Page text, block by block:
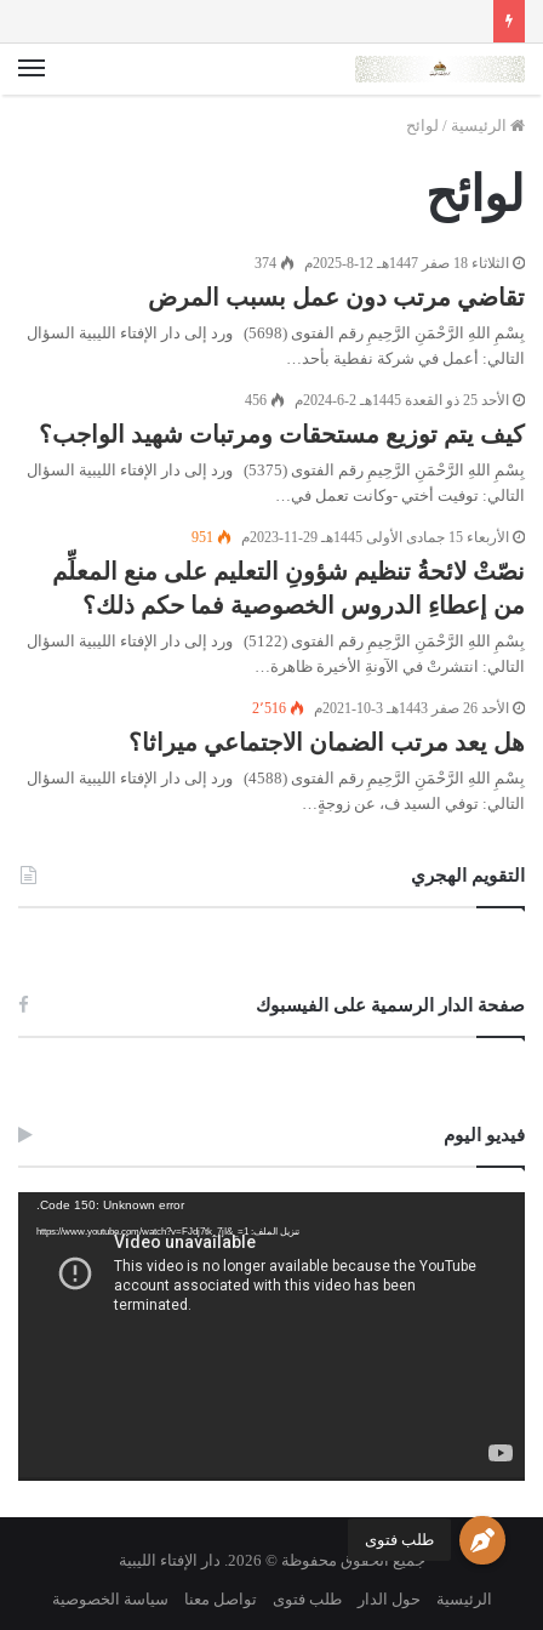
طلب فتوى
الرئيسية / لوائح
لوائح
الثلاثاء 18 صفر 1447هـ 12-8-2025م 374
تقاضي مرتب دون عمل بسبب المرض
بِسْمِ اللهِ الرَّحْمَنِ الرَّحِيمِ رقم الفتوى (5698) ورد إلى دار الإفتاء الليبية السؤال
التالي: أعمل في شركة نفطية بأحد…
الأحد 25 ذو القعدة 1445هـ 2-6-2024م 456
كيف يتم توزيع مستحقات ومرتبات شهيد الواجب؟
بِسْمِ اللهِ الرَّحْمَنِ الرَّحِيمِ رقم الفتوى (5375) ورد إلى دار الإفتاء الليبية السؤال
التالي: توفيت أختي -وكانت تعمل في…
الأربعاء 15 جمادى الأولى 1445هـ 29-11-2023م 951
نصّتْ لائحةُ تنظيم شؤونِ التعليم على منع المعلِّم
من إعطاءِ الدروس الخصوصية فما حكم ذلك؟
بِسْمِ اللهِ الرَّحْمَنِ الرَّحِيمِ رقم الفتوى (5122) ورد إلى دار الإفتاء الليبية السؤال
التالي: انتشرتْ في الآونةِ الأخيرة ظاهرة…
الأحد 26 صفر 1443هـ 3-10-2021م 2٬516
هل يعد مرتب الضمان الاجتماعي ميراثا؟
بِسْمِ اللهِ الرَّحْمَنِ الرَّحِيمِ رقم الفتوى (4588) ورد إلى دار الإفتاء الليبية السؤال
التالي: توفي السيد ف، عن زوجةٍ…
التقويم الهجري
صفحة الدار الرسمية على الفيسبوك
فيديو اليوم
Code 150: Unknown error.
تنزيل الملف: https://www.youtube.com/watch?v=FJdj7tk_7jI&_=1
جميع الحقوق محفوظة © 2026. دار الإفتاء الليبية
الرئيسية حول الدار طلب فتوى تواصل معنا سياسة الخصوصية